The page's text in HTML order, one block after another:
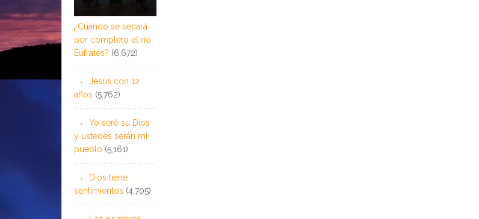
¿Cuándo se secará
por completo el río
Éufrates? (6,672)
Jesús con 12
años (5,762)
Yo seré su Dios
y ustedes serán mi
pueblo (5,161)
Dios tiene
sentimientos (4,705)